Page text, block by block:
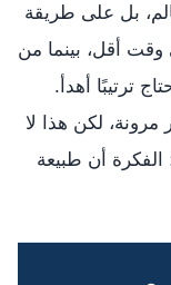
بل على طريقة
وقت أقل، بينما من
ترتيبًا أهدأ.
لكن هذا لا
أن طبيعة